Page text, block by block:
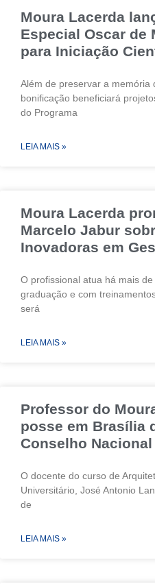
Moura Lacerda
Especial Oscar de
para Iniciação
Além de preservar a memória
bonificação beneficiará
do Programa
LEIA MAIS »
Moura Lacerda
Marcelo Jabur
Inovadoras em
O profissional atua há mais
graduação e com
será
LEIA MAIS »
Professor do
posse em Brasília
Conselho
O docente do curso de
Universitário, José Antonio
de
LEIA MAIS »